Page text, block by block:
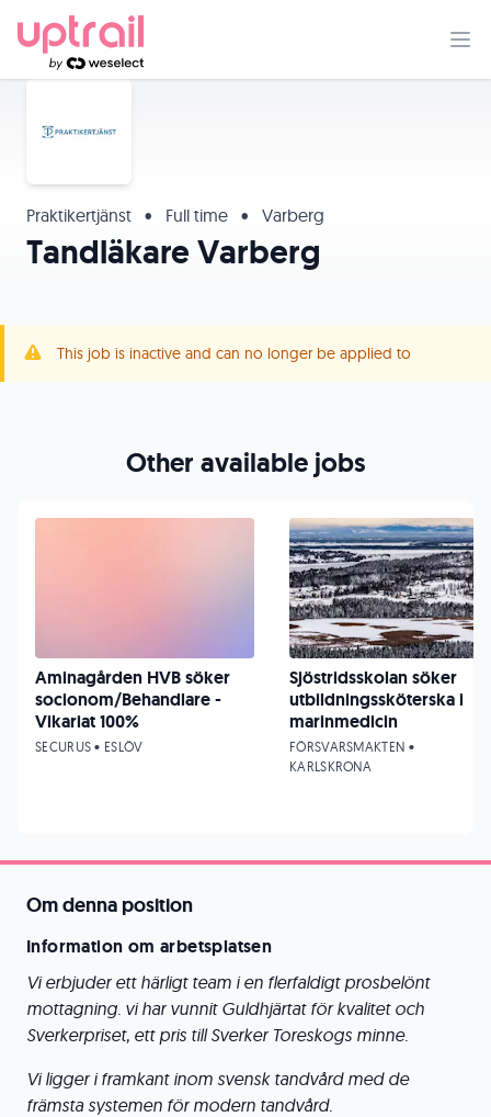
Praktikertjänst • Full time • Varberg
Tandläkare Varberg
This job is inactive and can no longer be applied to
Om denna position
Information om arbetsplatsen
Vi erbjuder ett härligt team i en flerfaldigt prosbelönt
mottagning. vi har vunnit Guldhjärtat för kvalitet och
Sverkerpriset, ett pris till Sverker Toreskogs minne.
Vi ligger i framkant inom svensk tandvård med de
främsta systemen för modern tandvård.
Other available jobs
Aminagården HVB söker
socionom/Behandlare -
Vikariat 100%
SECURUS • ESLÖV
Sjöstridsskolan söker
utbildningssköterska i
marinmedicin
FÖRSVARSMAKTEN •
KARLSKRONA